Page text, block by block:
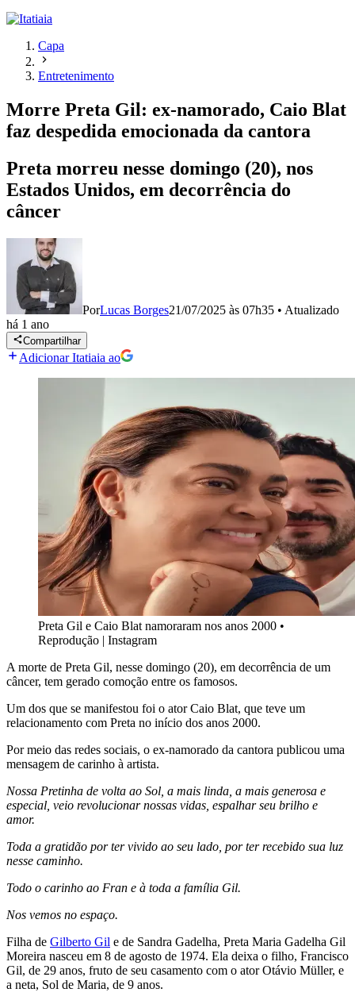
Capa
Entretenimento
Morre Preta Gil: ex-namorado, Caio Blat
faz despedida emocionada da cantora
Preta morreu nesse domingo (20), nos
Estados Unidos, em decorrência do
câncer
PorLucas Borges21/07/2025 às 07h35 • Atualizado
há 1 ano
Compartilhar
Adicionar Itatiaia ao
Preta Gil e Caio Blat namoraram nos anos 2000 •
Reprodução | Instagram
A morte de Preta Gil, nesse domingo (20), em decorrência de um
câncer, tem gerado comoção entre os famosos.
Um dos que se manifestou foi o ator Caio Blat, que teve um
relacionamento com Preta no início dos anos 2000.
Por meio das redes sociais, o ex-namorado da cantora publicou uma
mensagem de carinho à artista.
Nossa Pretinha de volta ao Sol, a mais linda, a mais generosa e
especial, veio revolucionar nossas vidas, espalhar seu brilho e
amor.
Toda a gratidão por ter vivido ao seu lado, por ter recebido sua luz
nesse caminho.
Todo o carinho ao Fran e à toda a família Gil.
Nos vemos no espaço.
Filha de Gilberto Gil e de Sandra Gadelha, Preta Maria Gadelha Gil
Moreira nasceu em 8 de agosto de 1974. Ela deixa o filho, Francisco
Gil, de 29 anos, fruto de seu casamento com o ator Otávio Müller, e
a neta, Sol de Maria, de 9 anos.